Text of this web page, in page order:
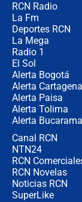
RCN Radio
La Fm
Deportes RCN
La Mega
Radio 1
El Sol
Alerta Bogotá
Alerta Cartagena
Alerta Paisa
Alerta Tolima
Alerta
Canal RCN
NTN24
RCN
RCN Novelas
Noticias RCN
SuperLike